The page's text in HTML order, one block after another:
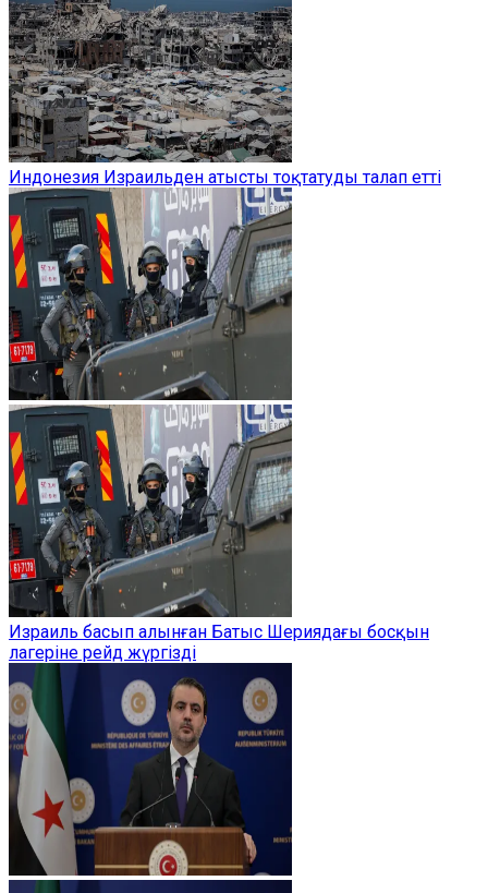
Индонезия Израильден атысты тоқтатуды талап етті
Израиль басып алынған Батыс Шериядағы босқын
лагеріне рейд жүргізді